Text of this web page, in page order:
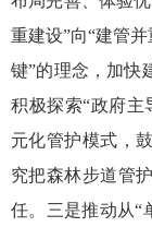
重建设”向“建管
键”的理念，加快
积极探索“政府主
元化管护模式，
究把森林步道管
任。三是推动从“